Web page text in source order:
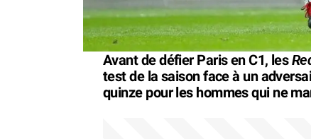
Avant de défier Paris en C1, les
test de la saison face à un
quinze pour les hommes qui ne